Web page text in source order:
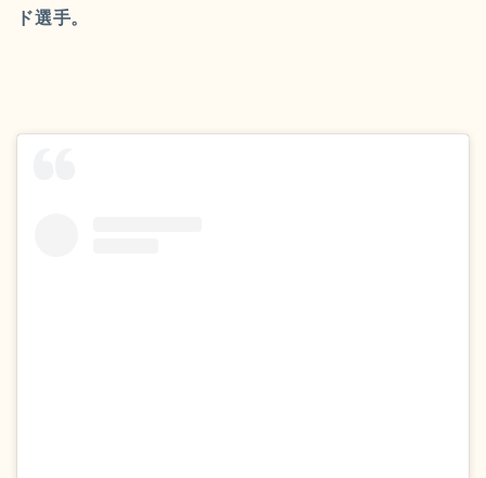
ド選手。